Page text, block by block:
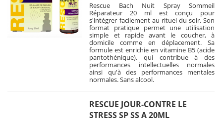
Rescue Bach Nuit Spray Sommeil
Réparateur 20 ml est conçu pour
s'intégrer facilement au rituel du soir. Son
format pratique permet une utilisation
simple et rapide avant le coucher, à
domicile comme en déplacement. Sa
formule est enrichie en vitamine B5 (acide
pantothénique), qui contribue à des
performances intellectuelles normales
ainsi qu'à des performances mentales
normales. Sans alcool.
RESCUE JOUR-CONTRE LE
STRESS SP SS A 20ML